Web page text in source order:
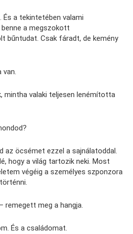
a tekintetében valami
a megszokott
bűntudat. Csak fáradt, de kemény
van.
mintha valaki teljesen lenémította
az öcsémet ezzel a sajnálatoddal.
hogy a világ tartozik neki. Most
végéig a személyes szponzora
meg a hangja.
És a családomat.